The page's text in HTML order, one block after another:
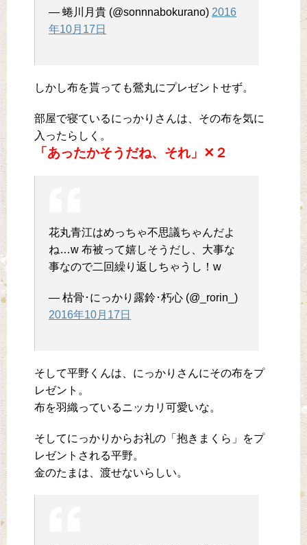
— 蜷川月貴 (@sonnnabokurano) 2016
年10月17日
しかし布を貰っても鶯丸にプレゼントせず。
部屋で寝ているにっかりさんは、その布を気に
入ったらしく。
「あったかそうだね、それ」✕２
花丸青江はめっちゃ不思議ちゃんだよ
ね…w 布被って嬉しそうだし、大事な
事なので二回繰り返しちゃうし！w
— 枯骨･にっかり露鈴･朽心 (@_rorin_)
2016年10月17日
そして平野くんは、にっかりさんにその布をプ
レゼント。
布を羽織っているニッカリ可愛いな。
そしてにっかりからお礼の「抱きまくら」をプ
レゼントされる平野。
金のたまは、渡せないらしい。